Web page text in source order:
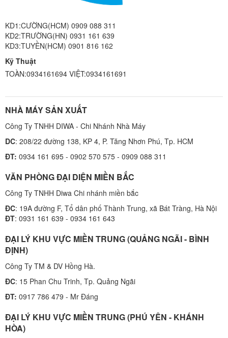
KD1:CƯỜNG(HCM) 0909 088 311
KD2:TRƯỜNG(HN) 0931 161 639
KD3:TUYỀN(HCM) 0901 816 162
Kỹ Thuật
TOÀN:0934161694 VIỆT:0934161691
NHÀ MÁY SẢN XUẤT
Công Ty TNHH DIWA - Chi Nhánh Nhà Máy
DC: 208/22 đường 138, KP 4, P. Tăng Nhơn Phú, Tp. HCM
ĐT: 0934 161 695 - 0902 570 575 - 0909 088 311
VĂN PHÒNG ĐẠI DIỆN MIỀN BẮC
Công Ty TNHH Diwa Chi nhánh miền bắc
ĐC: 19A đường F, Tổ dân phố Thành Trung, xã Bát Tràng, Hà Nội
ĐT: 0931 161 639 - 0934 161 643
ĐẠI LÝ KHU VỰC MIỀN TRUNG (QUẢNG NGÃI - BÌNH
ĐỊNH)
Công Ty TM & DV Hồng Hà.
ĐC: 15 Phan Chu Trinh, Tp. Quảng Ngãi
ĐT: 0917 786 479 - Mr Đáng
ĐẠI LÝ KHU VỰC MIỀN TRUNG (PHÚ YÊN - KHÁNH
HÒA)